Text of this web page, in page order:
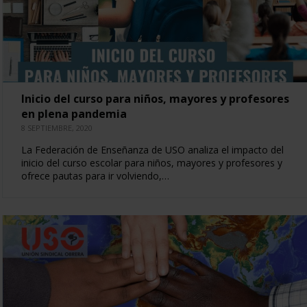
Inicio del curso para niños, mayores y profesores
en plena pandemia
8 SEPTIEMBRE, 2020
La Federación de Enseñanza de USO analiza el impacto del
inicio del curso escolar para niños, mayores y profesores y
ofrece pautas para ir volviendo,…